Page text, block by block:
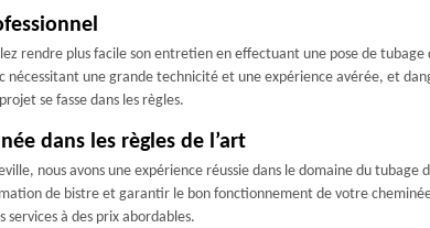
rendre plus facile son entretien en effectuant une pose de tubage
nécessitant une grande technicité et une expérience avérée, et
se fasse dans les règles.
dans les règles de l’art
nous avons une expérience réussie dans le domaine du tubage
de bistre et garantir le bon fonctionnement de votre
à des prix abordables.